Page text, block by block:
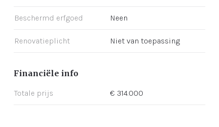
Beschermd erfgoed Neen
Renovatieplicht Niet van toepassing
Financiële info
Totale prijs € 314.000